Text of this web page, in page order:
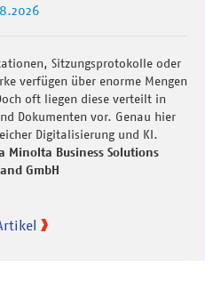
Sitzungsprotokolle oder
verfügen über enorme Mengen
oft liegen diese verteilt in
Dokumenten vor. Genau hier
Digitalisierung und KI.
Minolta Business Solutions
GmbH